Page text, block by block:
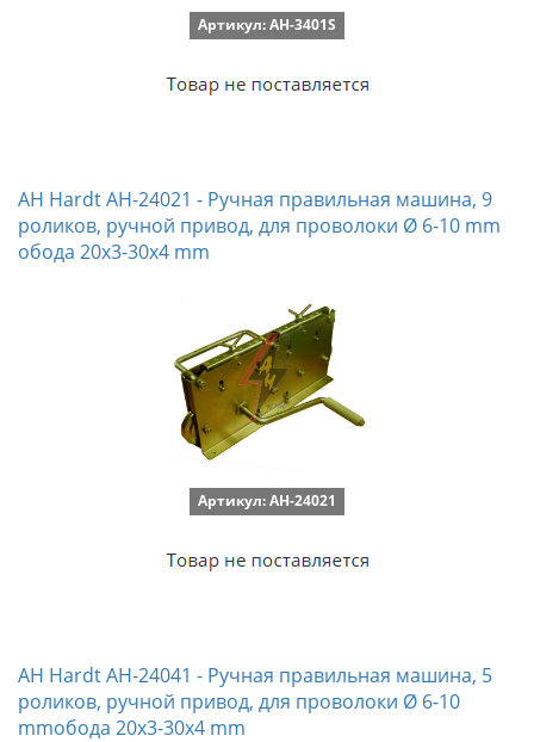
Артикул: AH-3401S
AH Hardt AH-24021 - Ручная правильная машина, 9
роликов, ручной привод, для проволоки Ø 6-10 mm
обода 20x3-30x4 mm
Артикул: AH-24021
AH Hardt AH-24041 - Ручная правильная машина, 5
роликов, ручной привод, для проволоки Ø 6-10
mmобода 20x3-30x4 mm